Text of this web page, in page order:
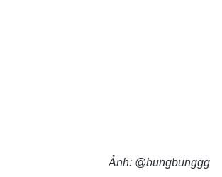
Ảnh: @bungbunggg